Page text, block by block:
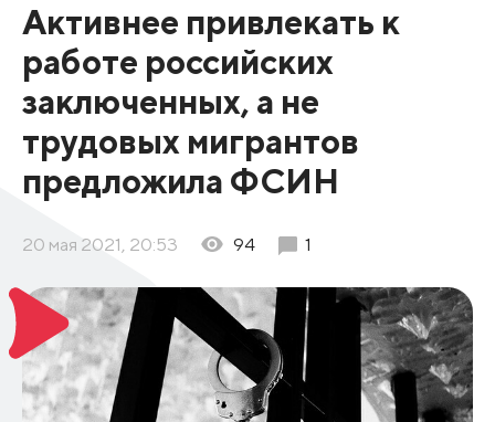
Активнее привлекать к
работе российских
заключенных, а не
трудовых мигрантов
предложила ФСИН
20 мая 2021, 20:53 94 1